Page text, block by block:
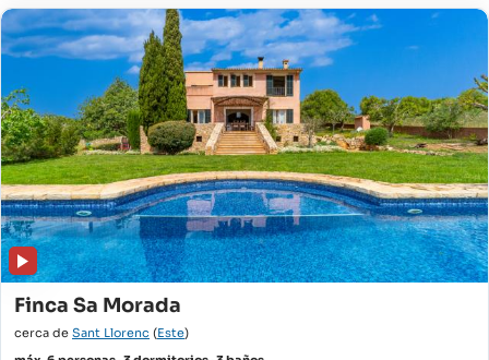
Finca Sa Morada
cerca de Sant Llorenc (Este)